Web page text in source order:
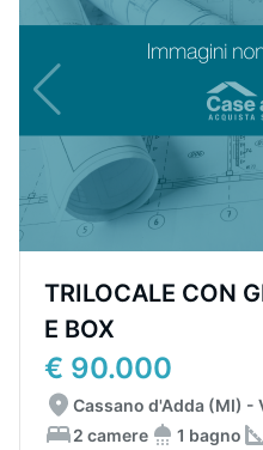
TRILOCALE CON
E BOX
€ 90.000
Cassano d'Adda (MI) -
2 camere
1 bagno